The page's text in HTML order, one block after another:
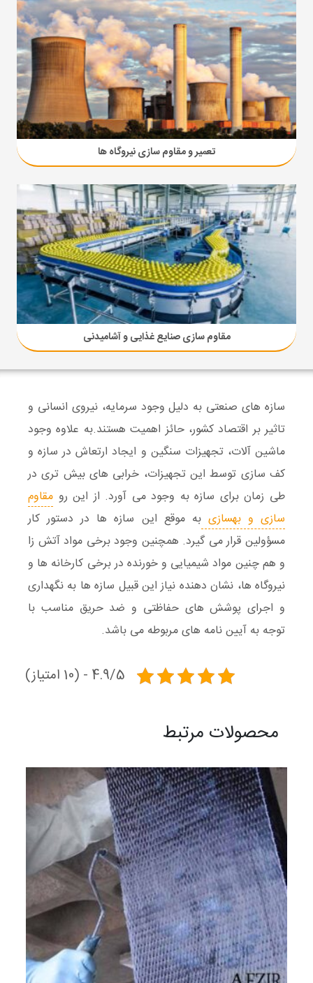
تعمیر و مقاوم سازی نیروگاه ها
مقاوم سازی صنایع غذایی و آشامیدنی
سازه های صنعتی به دلیل وجود سرمایه،نیروی انسانی و
تاثیر بر اقتصادکشور، حائز اهمیت هستند.به علاوه وجود
ماشین آلات،تجهیزات سنگین و ایجاد ارتعاشدر سازه و
کف سازی توسط این تجهیزات، خرابی های بیش تری در
طی زمان برای سازه به وجود می آورد. از این رو مقاوم
سازیوبهسازی به موقع این سازه ها در دستور کار
مسؤولین قرار می گیرد. همچنین وجود برخی موادآتش زا
و هم چنین مواد شیمیایی و خورنده در برخی کارخانه ها و
نیروگاه ها، نشان دهنده نیاز این قبیل سازه ها به نگهداری
و اجرایپوشش های حفاظتی و ضد حریق مناسب با
توجه به آیین نامه های مربوطه می باشد.
4.9/5 - (10 امتیاز)
محصولات مرتبط